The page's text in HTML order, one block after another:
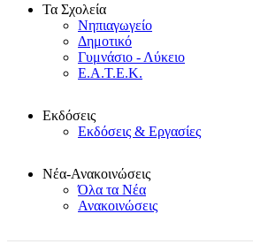
Τα Σχολεία
Νηπιαγωγείο
Δημοτικό
Γυμνάσιο - Λύκειο
Ε.Α.Τ.Ε.Κ.
Εκδόσεις
Εκδόσεις & Εργασίες
Νέα-Ανακοινώσεις
Όλα τα Νέα
Ανακοινώσεις